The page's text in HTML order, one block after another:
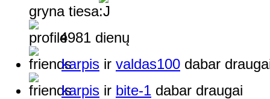
gryna tiesa
4981 dienų
karpis ir valdas100 dabar
karpis ir bite-1 dabar draugai